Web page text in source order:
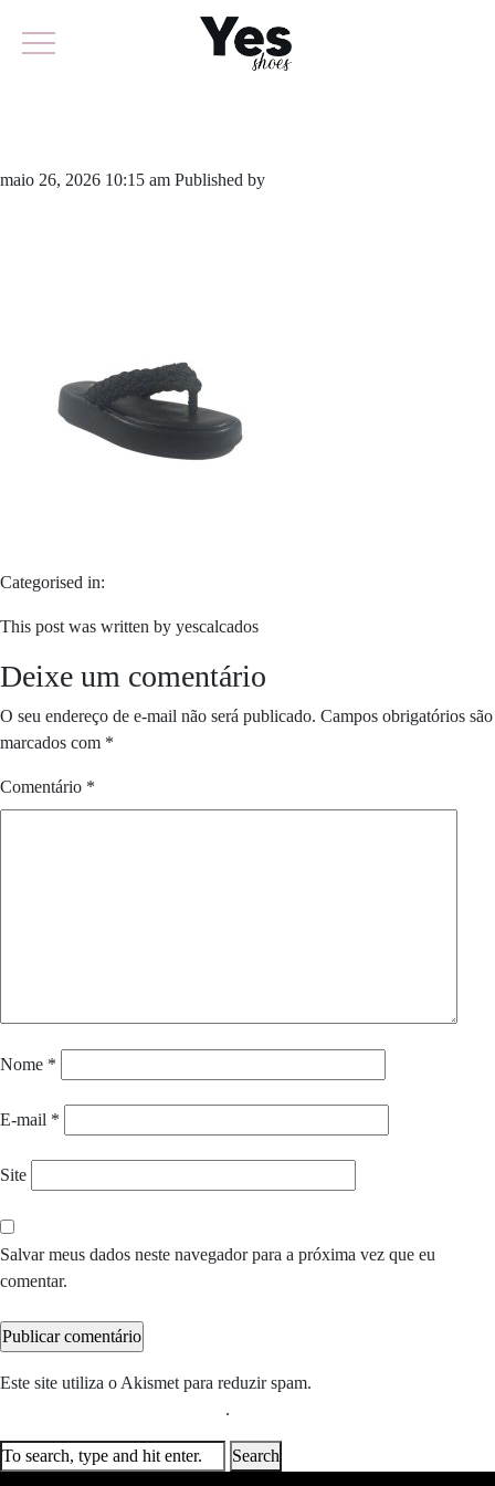
maio 26, 2026 10:15 am Published by
Categorised in:
This post was written by yescalcados
Deixe um comentário
O seu endereço de e-mail não será publicado. Campos obrigatórios são
marcados com *
Comentário *
Nome *
E-mail *
Site
Salvar meus dados neste navegador para a próxima vez que eu
comentar.
Este site utiliza o Akismet para reduzir spam.
.
Search